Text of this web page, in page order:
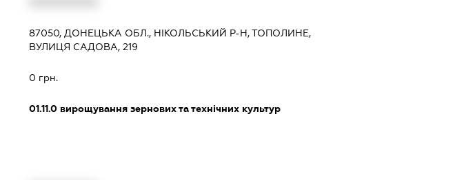
87050, ДОНЕЦЬКА ОБЛ., НІКОЛЬСЬКИЙ Р-Н, ТОПОЛИНЕ,
ВУЛИЦЯ САДОВА, 219
0 грн.
01.11.0 вирощування зернових та технічних культур